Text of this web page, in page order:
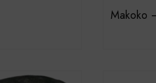
Makoko